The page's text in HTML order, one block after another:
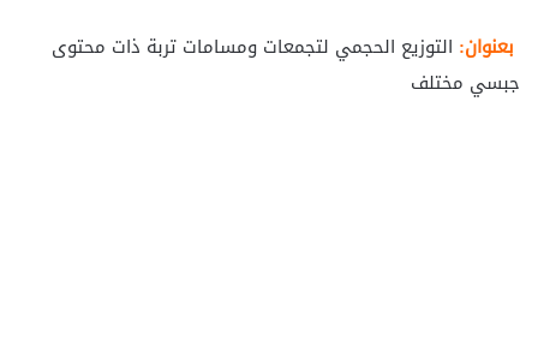
بعنوان: التوزيع الحجمي لتجمعات ومسامات تربة ذات محتوى
جبسي مختلف